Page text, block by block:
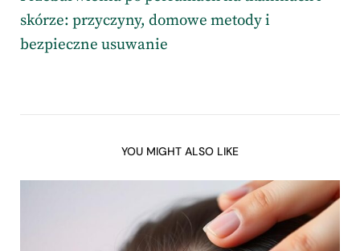
skórze: przyczyny, domowe metody i
bezpieczne usuwanie
YOU MIGHT ALSO LIKE